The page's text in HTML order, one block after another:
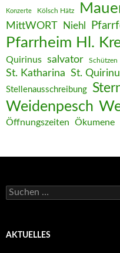
Konzerte Kölsch Hätz
MittWORT Niehl
Pfarrheim Hl.
Quirinus salvator Schützen
St. Katharina St.
Stellenausschreibung
Weidenpesch
Öffnungszeiten Ökumene
Suchen
nach:
AKTUELLES